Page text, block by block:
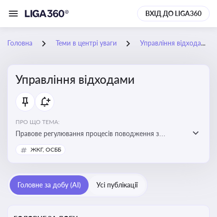
ВХІД ДО LIGA360
Головна Теми в центрі уваги Управління відходами
Управління відходами
ПРО ЩО ТЕМА:
Правове регулювання процесів поводження з
відходами, включаючи їх збирання, оброблення та
утилізацію, дотримання екологічних вимог та
ЖКГ, ОСББ
Головне за добу (AI) Усі публікації